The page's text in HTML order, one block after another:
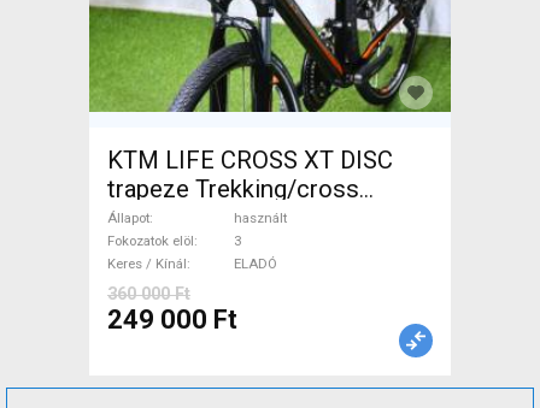
KTM LIFE CROSS XT DISC
trapeze Trekking/cross
tárcsafék használt ELADÓ
Állapot
használt
Fokozatok elöl
3
Keres / Kínál
ELADÓ
360 000 Ft
249 000 Ft